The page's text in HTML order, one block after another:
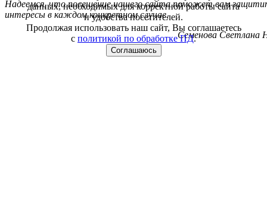
Надеемся, что посещение нашего сайта поможет вам
интересы в каждом конкретном случае.
Семенова Светлана
данных, необходимых для корректной работы сайта
и удобства посетителей.
Продолжая использовать наш сайт, Вы соглашаетесь
с политикой по обработке ПД.
Соглашаюсь